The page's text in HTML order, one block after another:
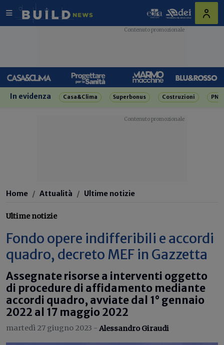
In evidenza Casa&Clima Superbonus Costruzioni
Home Attualità Ultime notizie
Ultime notizie
Fondo opere indifferibili e accordi
quadro, decreto MEF in Gazzetta
Assegnate risorse a interventi oggetto
di procedure di affidamento mediante
accordi quadro, avviate dal 1° gennaio
2022 al 17 maggio 2022
martedì 27 giugno 2023 - Alessandro Giraudi